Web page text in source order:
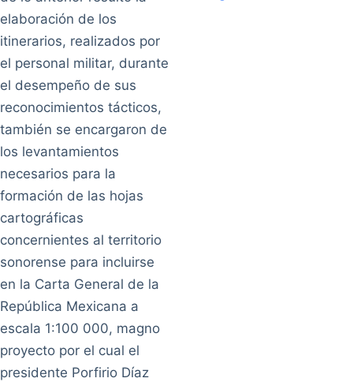
elaboración de los
itinerarios, realizados por
el personal militar, durante
el desempeño de sus
reconocimientos tácticos,
también se encargaron de
los levantamientos
necesarios para la
formación de las hojas
cartográficas
concernientes al territorio
sonorense para incluirse
en la Carta General de la
República Mexicana a
escala 1:100 000, magno
proyecto por el cual el
presidente Porfirio Díaz